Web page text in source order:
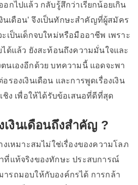
กไปแล้ว กลับรู้สึกว่าเรียกน้อยเกิน
นเดือน’ จึงเป็นทักษะสำคัญที่ผู้สมัคร
เป็นเด็กจบใหม่หรือมืออาชีพ เพราะ
ด้แล้ว ยังสะท้อนถึงความมั่นใจและ
นเองอีกด้วย บทความนี้ แอดจะพา
รองเงินเดือน และการพูดเรื่องเงิน
ชิง เพื่อให้ได้รับข้อเสนอที่ดีที่สุด
เงินเดือนถึงสำคัญ ?
งเหมาะสมไม่ใช่เรื่องของความโลภ
ที่แท้จริงของทักษะ ประสบการณ์
รถมอบให้กับองค์กรได้ การกล้า